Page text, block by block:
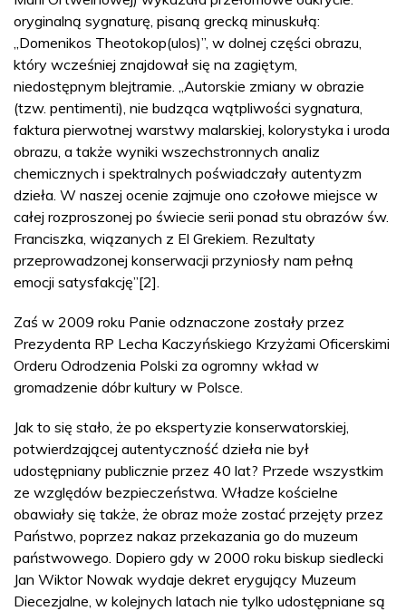
oryginalną sygnaturę, pisaną grecką minuskułą:
„Domenikos Theotokop(ulos)”, w dolnej części obrazu,
który wcześniej znajdował się na zagiętym,
niedostępnym blejtramie. „Autorskie zmiany w obrazie
(tzw. pentimenti), nie budząca wątpliwości sygnatura,
faktura pierwotnej warstwy malarskiej, kolorystyka i uroda
obrazu, a także wyniki wszechstronnych analiz
chemicznych i spektralnych poświadczały autentyzm
dzieła. W naszej ocenie zajmuje ono czołowe miejsce w
całej rozproszonej po świecie serii ponad stu obrazów św.
Franciszka, wiązanych z El Grekiem. Rezultaty
przeprowadzonej konserwacji przyniosły nam pełną
emocji satysfakcję”[2].
Zaś w 2009 roku Panie odznaczone zostały przez
Prezydenta RP Lecha Kaczyńskiego Krzyżami Oficerskimi
Orderu Odrodzenia Polski za ogromny wkład w
gromadzenie dóbr kultury w Polsce.
Jak to się stało, że po ekspertyzie konserwatorskiej,
potwierdzającej autentyczność dzieła nie był
udostępniany publicznie przez 40 lat? Przede wszystkim
ze względów bezpieczeństwa. Władze kościelne
obawiały się także, że obraz może zostać przejęty przez
Państwo, poprzez nakaz przekazania go do muzeum
państwowego. Dopiero gdy w 2000 roku biskup siedlecki
Jan Wiktor Nowak wydaje dekret erygujący Muzeum
Diecezjalne, w kolejnych latach nie tylko udostępniane są